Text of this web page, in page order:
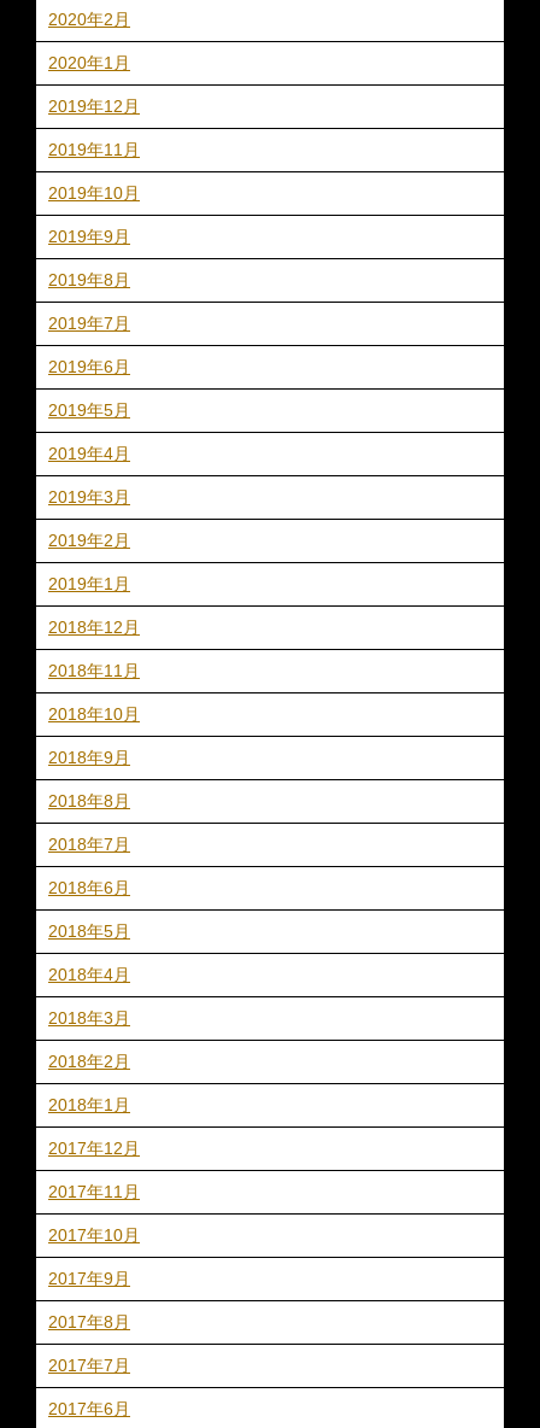
2020年2月
2020年1月
2019年12月
2019年11月
2019年10月
2019年9月
2019年8月
2019年7月
2019年6月
2019年5月
2019年4月
2019年3月
2019年2月
2019年1月
2018年12月
2018年11月
2018年10月
2018年9月
2018年8月
2018年7月
2018年6月
2018年5月
2018年4月
2018年3月
2018年2月
2018年1月
2017年12月
2017年11月
2017年10月
2017年9月
2017年8月
2017年7月
2017年6月